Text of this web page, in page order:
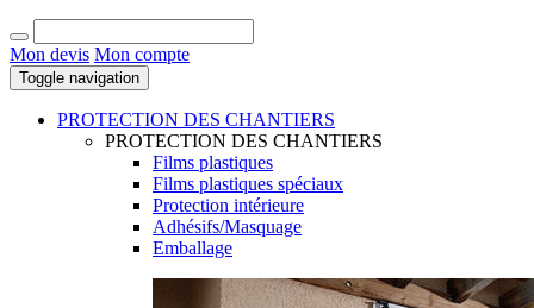
Mon devis Mon compte
Toggle navigation
PROTECTION DES CHANTIERS
PROTECTION DES CHANTIERS
Films plastiques
Films plastiques spéciaux
Protection intérieure
Adhésifs/Masquage
Emballage